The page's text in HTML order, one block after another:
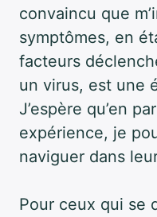
convaincu que
symptômes, en
facteurs
un virus, est une
J’espère qu’en
expérience, je
naviguer dans
Pour ceux qui se